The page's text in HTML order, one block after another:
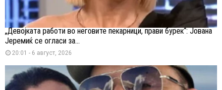
„Девојката работи во неговите пекарници, прави бурек“: Јована
Јеремиќ се огласи за...
20:01 - 6 август, 2026